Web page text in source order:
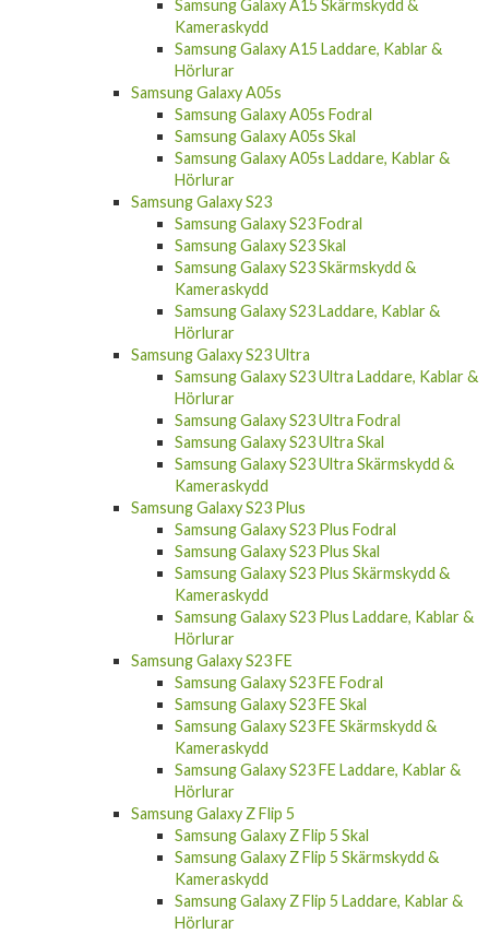
Samsung Galaxy A15 Skärmskydd &
Kameraskydd
Samsung Galaxy A15 Laddare, Kablar &
Hörlurar
Samsung Galaxy A05s
Samsung Galaxy A05s Fodral
Samsung Galaxy A05s Skal
Samsung Galaxy A05s Laddare, Kablar &
Hörlurar
Samsung Galaxy S23
Samsung Galaxy S23 Fodral
Samsung Galaxy S23 Skal
Samsung Galaxy S23 Skärmskydd &
Kameraskydd
Samsung Galaxy S23 Laddare, Kablar &
Hörlurar
Samsung Galaxy S23 Ultra
Samsung Galaxy S23 Ultra Laddare, Kablar &
Hörlurar
Samsung Galaxy S23 Ultra Fodral
Samsung Galaxy S23 Ultra Skal
Samsung Galaxy S23 Ultra Skärmskydd &
Kameraskydd
Samsung Galaxy S23 Plus
Samsung Galaxy S23 Plus Fodral
Samsung Galaxy S23 Plus Skal
Samsung Galaxy S23 Plus Skärmskydd &
Kameraskydd
Samsung Galaxy S23 Plus Laddare, Kablar &
Hörlurar
Samsung Galaxy S23 FE
Samsung Galaxy S23 FE Fodral
Samsung Galaxy S23 FE Skal
Samsung Galaxy S23 FE Skärmskydd &
Kameraskydd
Samsung Galaxy S23 FE Laddare, Kablar &
Hörlurar
Samsung Galaxy Z Flip 5
Samsung Galaxy Z Flip 5 Skal
Samsung Galaxy Z Flip 5 Skärmskydd &
Kameraskydd
Samsung Galaxy Z Flip 5 Laddare, Kablar &
Hörlurar